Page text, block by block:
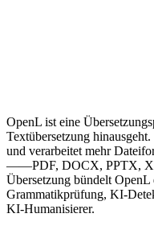
OpenL ist eine
Textübersetzung
und verarbeitet mehr
——PDF, DOCX, PPTX,
Übersetzung bündelt
Grammatikprüfung, KI-
KI-Humanisierer.